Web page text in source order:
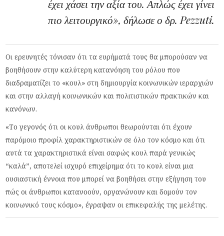
έχει χάσει την αξία του. Απλώς έχει γίνει
πιο λειτουργικό», δήλωσε ο δρ. Pezzuti.
Οι ερευνητές τόνισαν ότι τα ευρήματά τους θα μπορούσαν να
βοηθήσουν στην καλύτερη κατανόηση του ρόλου που
διαδραματίζει το «κουλ» στη δημιουργία κοινωνικών ιεραρχιών
και στην αλλαγή κοινωνικών και πολιτιστικών πρακτικών και
κανόνων.
«Το γεγονός ότι οι κουλ άνθρωποι θεωρούνται ότι έχουν
παρόμοιο προφίλ χαρακτηριστικών σε όλο τον κόσμο και ότι
αυτά τα χαρακτηριστικά είναι σαφώς κουλ παρά γενικώς
“καλά”, αποτελεί ισχυρό επιχείρημα ότι το κουλ είναι μια
ουσιαστική έννοια που μπορεί να βοηθήσει στην εξήγηση του
πώς οι άνθρωποι κατανοούν, οργανώνουν και δομούν τον
κοινωνικό τους κόσμο», έγραψαν οι επικεφαλής της μελέτης.